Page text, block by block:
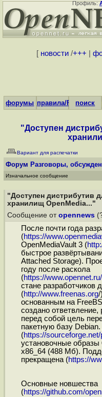
Профиль:
[ новости/+++
форумы правила/FAQпоиск
"Доступен
Вариант для распечатки
Форум Разговоры,
Изначальное сообщение
"Доступен дистрибутив
хранилищ OpenMedia..."
Сообщение от opennews
После почти года
(https://
OpenMediaVault 3 (
быстрое
Attached Storage).
году после раскола
(https://
стане разработчиков
(http://www.freenas.org/
основанным на
создано ответвление,
перед собой цель
пакетную базу
(https://
установочные образы
x86_64 (488 Мб).
прекращена (https://
Основные новшества
(https://github.com/